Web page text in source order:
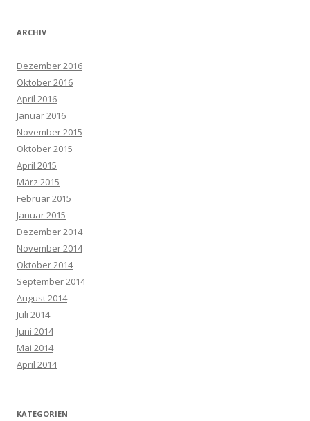
ARCHIV
Dezember 2016
Oktober 2016
April 2016
Januar 2016
November 2015
Oktober 2015
April 2015
März 2015
Februar 2015
Januar 2015
Dezember 2014
November 2014
Oktober 2014
September 2014
August 2014
Juli 2014
Juni 2014
Mai 2014
April 2014
KATEGORIEN